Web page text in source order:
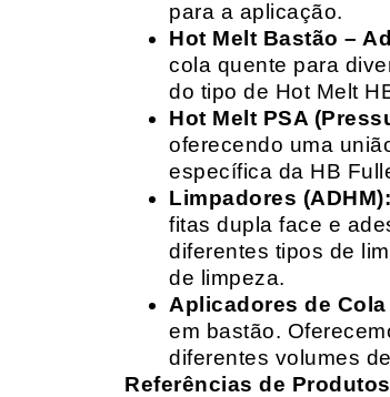
para a aplicação.
Hot Melt Bastão –
cola quente para
do tipo de Hot Melt
Hot Melt PSA
oferecendo uma
específica da HB
Limpadores (ADHM):
fitas dupla face e
diferentes tipos de
de limpeza.
Aplicadores de Cola
em bastão.
diferentes volumes
Referências de